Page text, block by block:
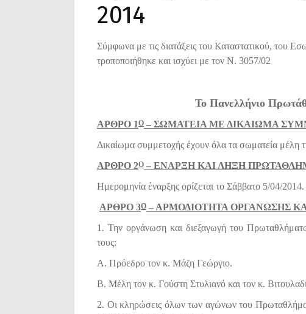
2014
Σύμφωνα με τις διατάξεις του Καταστατικού, του
τροποποιήθηκε και ισχύει με τον Ν. 3057/02
Το Πανελλήνιο
ΑΡΘΡΟ 1Ο – ΣΩΜΑΤΕΙΑ ΜΕ ΔΙΚΑΙΩΜΑ
Δικαίωμα συμμετοχής έχουν όλα τα σωματεία
ΑΡΘΡΟ 2Ο – ΕΝΑΡΞΗ ΚΑΙ ΛΗΞΗ
Ημερομηνία έναρξης ορίζεται το Σάββατο 5/04/
ΑΡΘΡΟ 3Ο – ΑΡΜΟΔΙΟΤΗΤΑ ΟΡΓΑΝΩΣΗΣ
1. Την οργάνωση και διεξαγωγή του
τους:
Α. Πρόεδρο τον κ. Μάζη Γεώργιο.
Β. Μέλη τον κ. Γούστη Στυλιανό και τον κ.
2. Οι κληρώσεις όλων των αγώνων του